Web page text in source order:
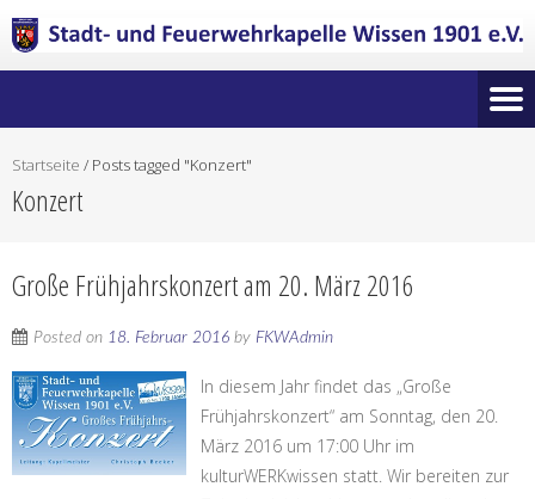
Startseite / Posts tagged "Konzert"
Konzert
Große Frühjahrskonzert am 20. März 2016
Posted on 18. Februar 2016 by FKWAdmin
In diesem Jahr findet das „Große
Frühjahrskonzert“ am Sonntag, den 20.
März 2016 um 17:00 Uhr im
kulturWERKwissen statt. Wir bereiten zur